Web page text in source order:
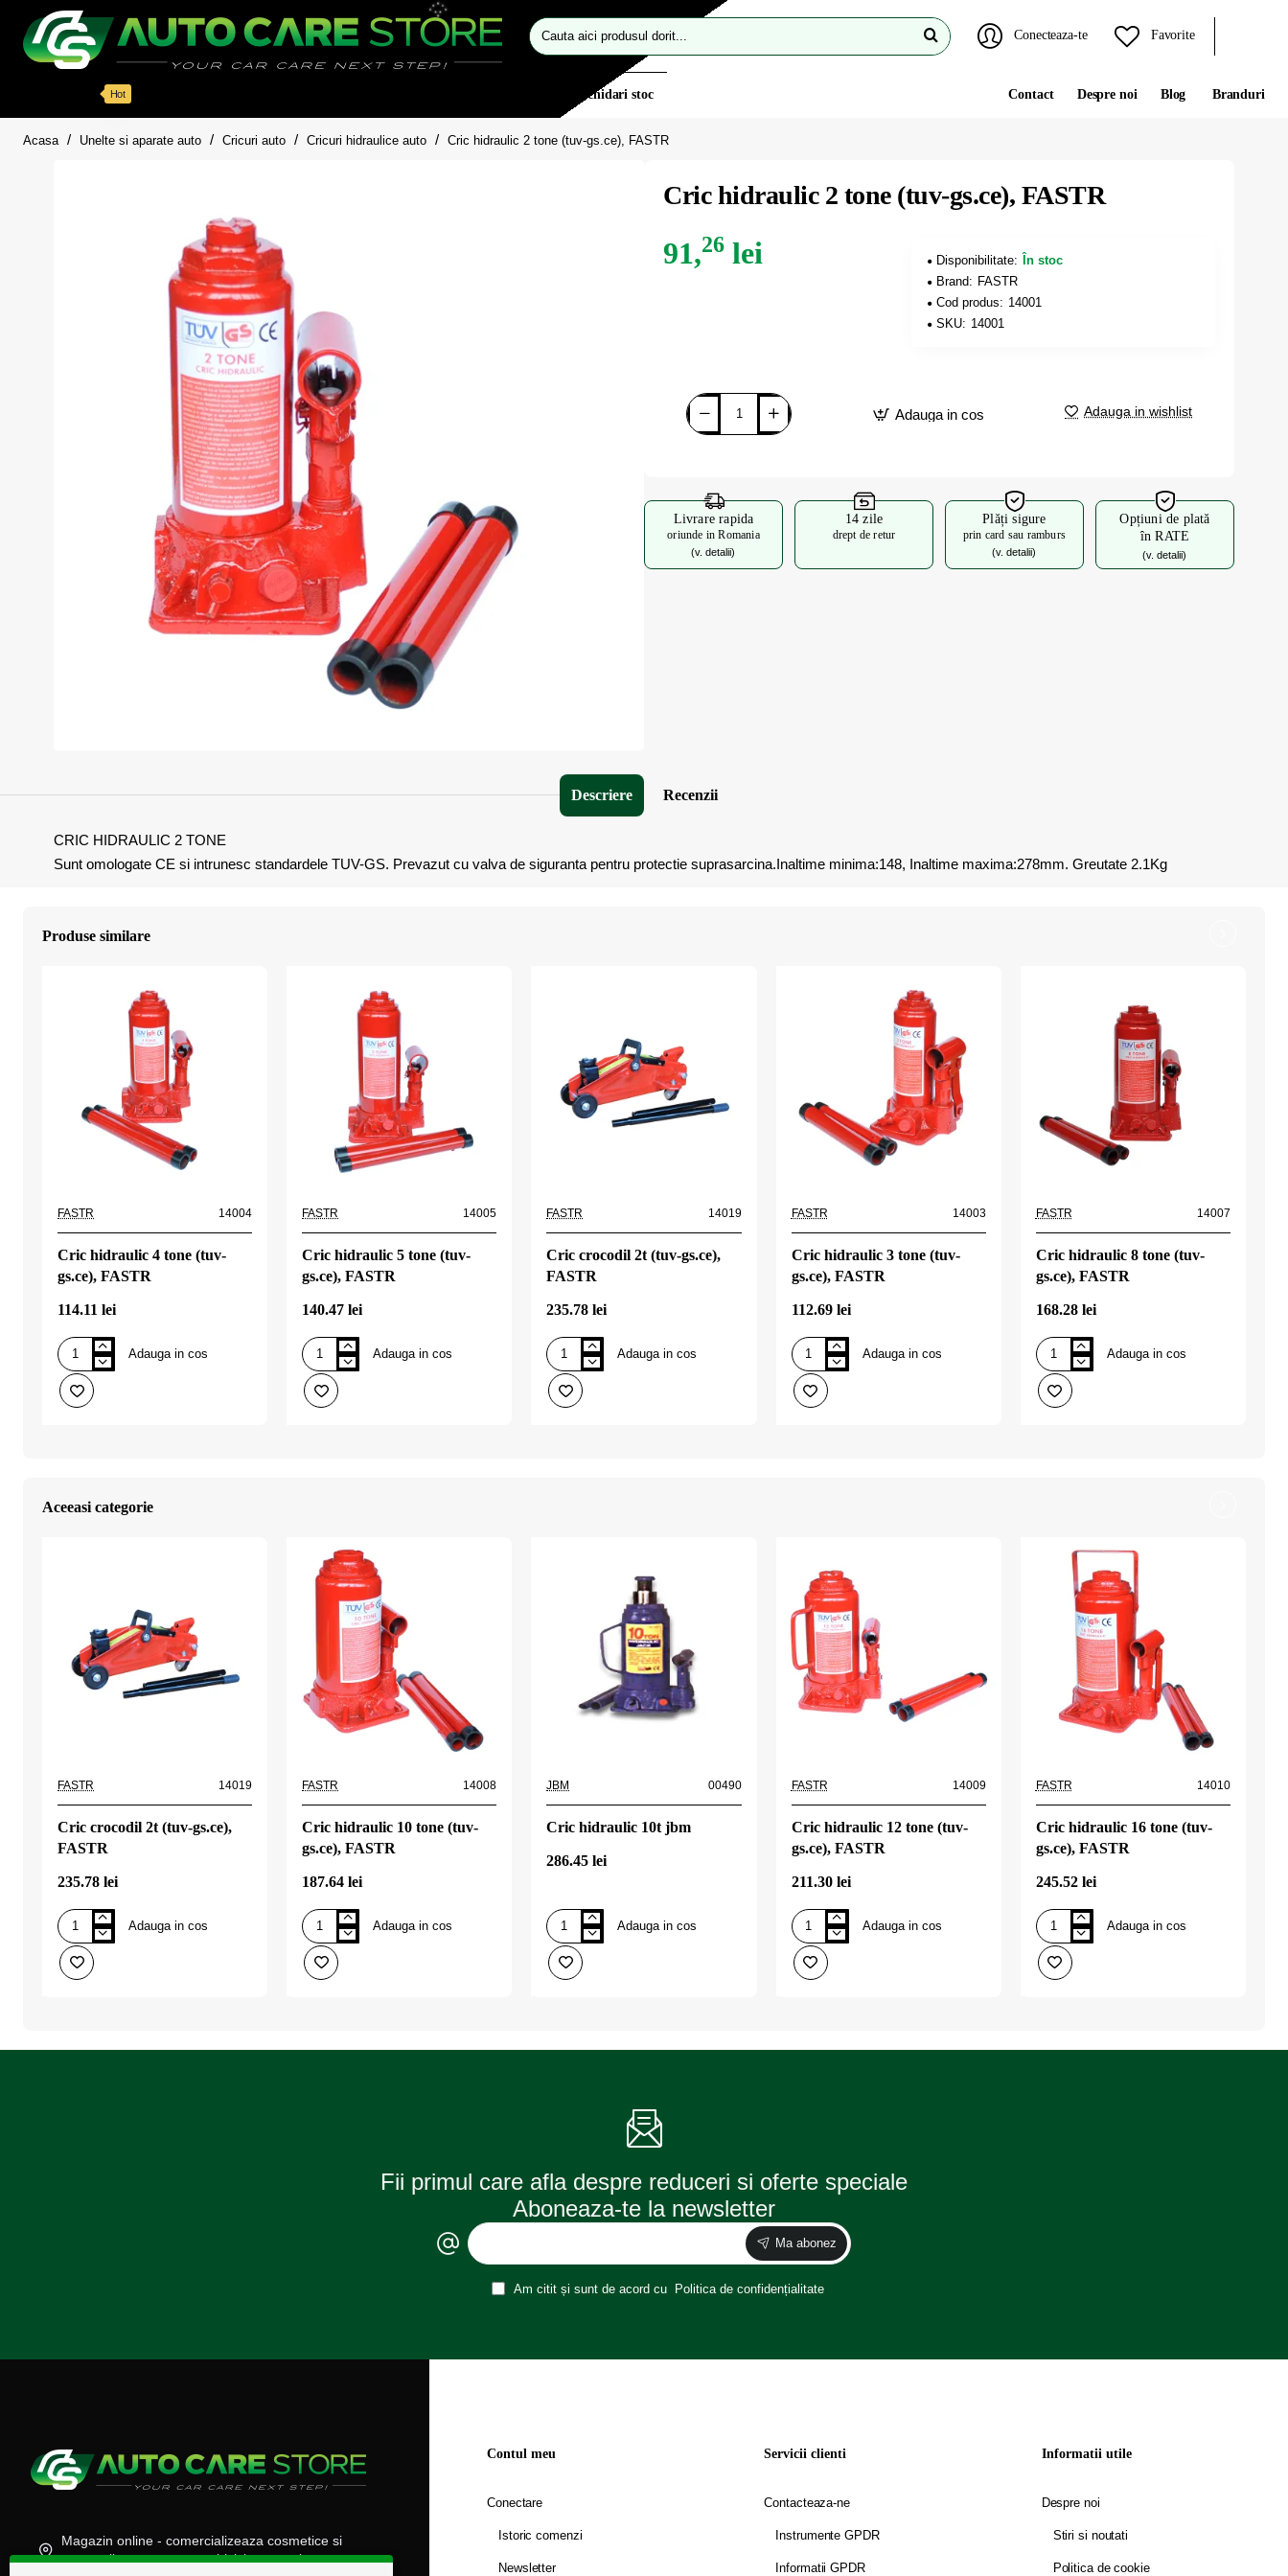
Cauta
aici
Conecteaza-te Favorite
Hot Lichidari stoc Contact Despre noi Blog Branduri
Acasa homeUnelte si aparate auto Cricuri auto Cricuri hidraulice auto Cric hidraulic 2 tone (tuv-gs.ce), FASTR
Cric hidraulic 2 tone (tuv-gs.ce), FASTR
91,26 lei Disponibilitate:
În stoc
Brand: FASTR
Cod produs: 14001
SKU: 14001
Adauga in cos Adauga in wishlist
Livrare rapida
oriunde in Romania
(v. detalii)
14 zile
drept de retur
Plăți sigure
prin card sau ramburs
(v. detalii)
Opțiuni de plată
în RATE
(v. detalii)
Descriere Recenzii
CRIC HIDRAULIC 2 TONE
Sunt omologate CE si intrunesc standardele TUV-GS. Prevazut cu valva de siguranta pentru protectie suprasarcina.Inaltime minima:148, Inaltime maxima:278mm. Greutate 2.1Kg
Produse similare
FASTR 14004
Cric hidraulic 4 tone (tuv-
gs.ce), FASTR
114.11 lei
Cric
hidraulic
4
tone
Adauga in cos
FASTR 14005
Cric hidraulic 5 tone (tuv-
gs.ce), FASTR
140.47 lei
Cric
hidraulic
5
tone
Adauga in cos
FASTR 14019
Cric crocodil 2t (tuv-gs.ce),
FASTR
235.78 lei
Cric
crocodil
2t
(tuv-
Adauga in cos
FASTR 14003
Cric hidraulic 3 tone (tuv-
gs.ce), FASTR
112.69 lei
Cric
hidraulic
3
tone
Adauga in cos
FASTR 14007
Cric hidraulic 8 tone (tuv-
gs.ce), FASTR
168.28 lei
Cric
hidraulic
8
tone
Adauga in cos
Aceeasi categorie
FASTR 14019
Cric crocodil 2t (tuv-gs.ce),
FASTR
235.78 lei
Cric
crocodil
2t
(tuv-
Adauga in cos
FASTR 14008
Cric hidraulic 10 tone (tuv-
gs.ce), FASTR
187.64 lei
Cric
hidraulic
10
tone
Adauga in cos
JBM 00490
Cric hidraulic 10t jbm
286.45 lei
Cric
hidraulic
10t
jbm
Adauga in cos
FASTR 14009
Cric hidraulic 12 tone (tuv-
gs.ce), FASTR
211.30 lei
Cric
hidraulic
12
tone
Adauga in cos
FASTR 14010
Cric hidraulic 16 tone (tuv-
gs.ce), FASTR
245.52 lei
Cric
hidraulic
16
tone
Adauga in cos
Fii primul care afla despre reduceri si oferte speciale
Aboneaza-te la newsletter
Ma abonez
Am citit și sunt de acord cu Politica de confidențialitate
Magazin online - comercializeaza cosmetice si
accesorii auto, moto, atv, biciclete, camioane
Contul meu
Conectare
Istoric comenzi
Newsletter
Servicii clienti
Contacteaza-ne
Instrumente GPDR
Informatii GPDR
Informatii utile
Despre noi
Stiri si noutati
Politica de cookie